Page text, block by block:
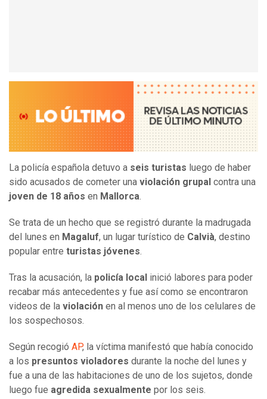
La policía española detuvo a seis turistas luego de haber
sido acusados de cometer una violación grupal contra una
joven de 18 años en Mallorca.
Se trata de un hecho que se registró durante la madrugada
del lunes en Magaluf, un lugar turístico de Calvià, destino
popular entre turistas jóvenes.
Tras la acusación, la policía local inició labores para poder
recabar más antecedentes y fue así como se encontraron
videos de la violación en al menos uno de los celulares de
los sospechosos.
Según recogió AP, la víctima manifestó que había conocido
a los presuntos violadores durante la noche del lunes y
fue a una de las habitaciones de uno de los sujetos, donde
luego fue agredida sexualmente por los seis.